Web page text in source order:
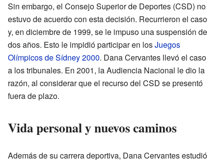
Sin embargo, el Consejo Superior de Deportes (CSD) no
estuvo de acuerdo con esta decisión. Recurrieron el caso
y, en diciembre de 1999, se le impuso una suspensión de
dos años. Esto le impidió participar en losJuegos
Olímpicos de Sídney 2000. Dana Cervantes llevó el caso
a los tribunales. En 2001, la Audiencia Nacional le dio la
razón, al considerar que el recurso del CSD se presentó
fuera de plazo.
Vida personal y nuevos caminos
Además de su carrera deportiva, Dana Cervantes estudió